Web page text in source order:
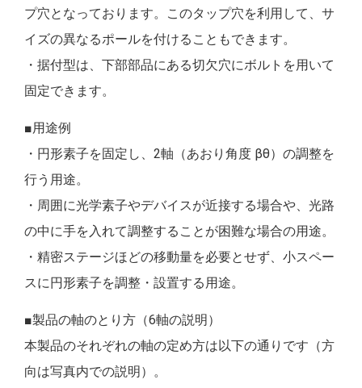
プ穴となっております。このタップ穴を利用して、サ
イズの異なるポールを付けることもできます。
・据付型は、下部部品にある切欠穴にボルトを用いて
固定できます。
■用途例
・円形素子を固定し、2軸（あおり角度 βθ）の調整を
行う用途。
・周囲に光学素子やデバイスが近接する場合や、光路
の中に手を入れて調整することが困難な場合の用途。
・精密ステージほどの移動量を必要とせず、小スペー
スに円形素子を調整・設置する用途。
■製品の軸のとり方（6軸の説明）
本製品のそれぞれの軸の定め方は以下の通りです（方
向は写真内での説明）。